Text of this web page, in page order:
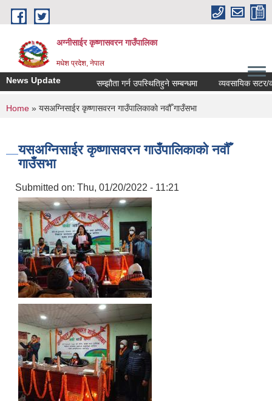
Skip to main content
अग्नीसाईर कृष्णासवरन गाउँपालिका
मधेश प्रदेश, नेपाल
News Update सम्झौता गर्न उपस्थितिहुने सम्बन्धमा व्यवसायिक सटर/
You are here
Home » यसअग्निसाईर कृष्णासवरन गाउँपालिकाकाे नवौँ गाउँसभा
यसअग्निसाईर कृष्णासवरन गाउँपालिकाकाे नवौँ
गाउँसभा
Submitted on: Thu, 01/20/2022 - 11:21